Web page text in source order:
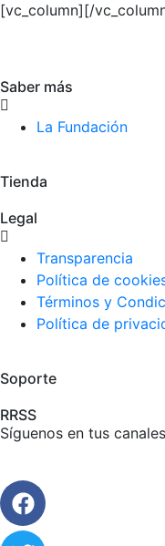
[vc_column][/
Saber más
La Fundación
Tienda
Legal
Transparencia
Política de
Términos y
Política de
Soporte
RRSS
Síguenos en tus